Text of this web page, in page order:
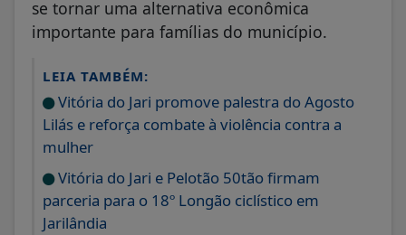
se tornar uma alternativa econômica
importante para famílias do município.
LEIA TAMBÉM:
Vitória do Jari promove palestra do Agosto
Lilás e reforça combate à violência contra a
mulher
Vitória do Jari e Pelotão 50tão firmam
parceria para o 18º Longão ciclístico em
Jarilândia